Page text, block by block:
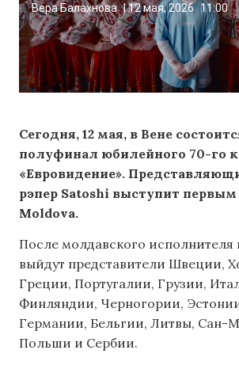
Вера Балахнова |12 мая, 2026 11:00
Сегодня, 12 мая, в Вене
полуфинал юбилейного 70-го
«Евровидение».
рэпер Satoshi выступит первым
Moldova.
После молдавского исполнителя
выйдут представители Швеции,
Греции, Португалии, Грузии,
Финляндии, Черногории,
Германии, Бельгии, Литвы, Сан-
Польши и Сербии.